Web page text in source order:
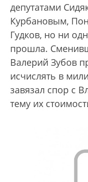
депутатами
Курбановым,
Гудков, но ни
прошла.
Валерий Зубов
исчислять в
завязал спор с
тему их